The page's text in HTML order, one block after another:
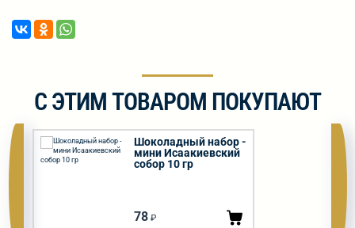
С ЭТИМ ТОВАРОМ ПОКУПАЮТ
Шоколадный набор -
мини Исаакиевский
собор 10 гр
78 ₽